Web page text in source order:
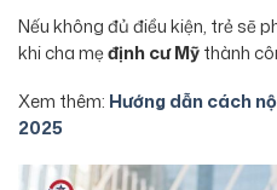
Nếu không đủ điều kiện, trẻ sẽ
khi cha mẹđịnh cư Mỹthành
Xem thêm: Hướng dẫn cách
2025